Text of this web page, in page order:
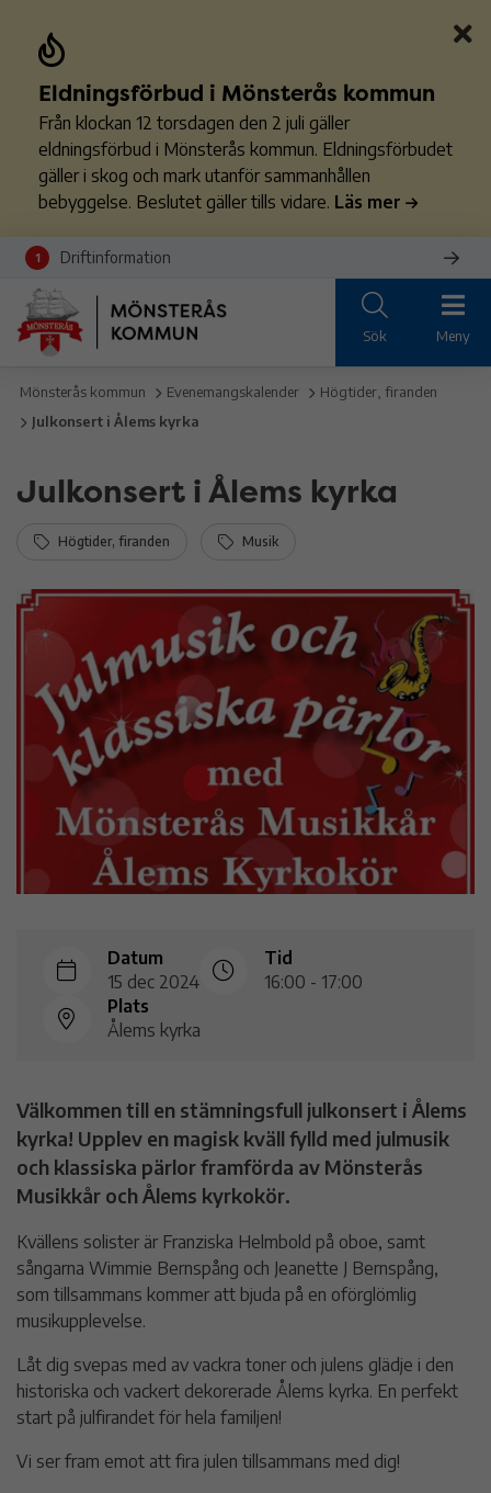
Eldningsförbud i Mönsterås kommun
Från klockan 12 torsdagen den 2 juli gäller
eldningsförbud i Mönsterås kommun. Eldningsförbudet
gäller i skog och mark utanför sammanhållen
bebyggelse. Beslutet gäller tills vidare. Läs mer
1 Driftinformation
Sök Meny
Mönsterås kommun Evenemangskalender
Högtider, firanden
Julkonsert i Ålems kyrka
Julkonsert i Ålems kyrka
Högtider, firanden Musik
Datum
15 dec 2024
Tid
16:00 - 17:00
Plats
Ålems kyrka
Välkommen till en stämningsfull julkonsert i Ålems
kyrka! Upplev en magisk kväll fylld med julmusik
och klassiska pärlor framförda av Mönsterås
Musikkår och Ålems kyrkokör.
Kvällens solister är Franziska Helmbold på oboe, samt
sångarna Wimmie Bernspång och Jeanette J Bernspång,
som tillsammans kommer att bjuda på en oförglömlig
musikupplevelse.
Låt dig svepas med av vackra toner och julens glädje i den
historiska och vackert dekorerade Ålems kyrka. En perfekt
start på julfirandet för hela familjen!
Vi ser fram emot att fira julen tillsammans med dig!